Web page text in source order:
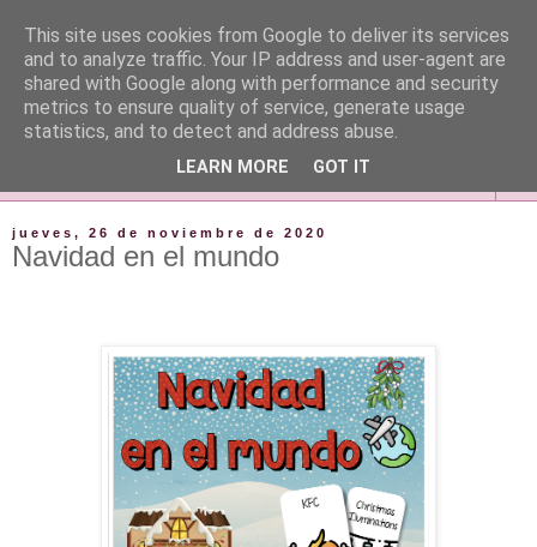
jueves, 26 de noviembre de 2020
Navidad en el mundo
This site uses cookies from Google to deliver its services
and to analyze traffic. Your IP address and user-agent are
shared with Google along with performance and security
metrics to ensure quality of service, generate usage
statistics, and to detect and address abuse.
LEARN MORE GOT IT